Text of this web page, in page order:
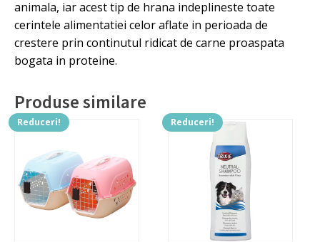
animala, iar acest tip de hrana indeplineste toate
cerintele alimentatiei celor aflate in perioada de
crestere prin continutul ridicat de carne proaspata
bogata in proteine.
Produse similare
Reduceri!
Acest
are
mai
multe
variații.
Reduceri!